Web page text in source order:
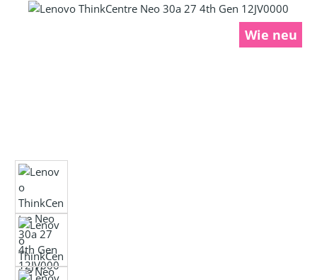
Bildergalerie überspringen
Wie neu